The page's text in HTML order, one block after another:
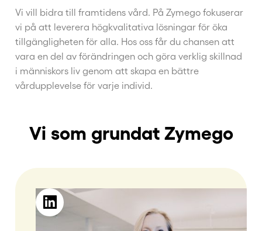
Vi vill bidra till framtidens vård. På Zymego fokuserar
vi på att leverera högkvalitativa lösningar för öka
tillgängligheten för alla. Hos oss får du chansen att
vara en del av förändringen och göra verklig skillnad
i människors liv genom att skapa en bättre
vårdupplevelse för varje individ.
Vi som grundat Zymego